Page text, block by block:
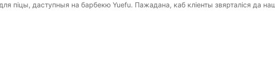
піцы, даступныя на барбекю Yuefu. Пажадана, каб кліенты звярталіся да